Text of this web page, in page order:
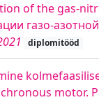
of the gas-
газо-
diplomitööd
motor.